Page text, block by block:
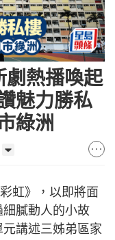
劇熱播喚起
魅力勝私
綠洲
虹》，以即將面
膩動人的小故
講述三姊弟區家